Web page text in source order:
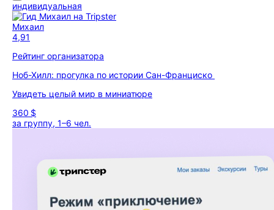
индивидуальная
Михаил
4,91
Рейтинг организатора
Ноб-Хилл: прогулка по истории Сан-Франциско
Увидеть целый мир в миниатюре
360 $
за группу, 1–6 чел.